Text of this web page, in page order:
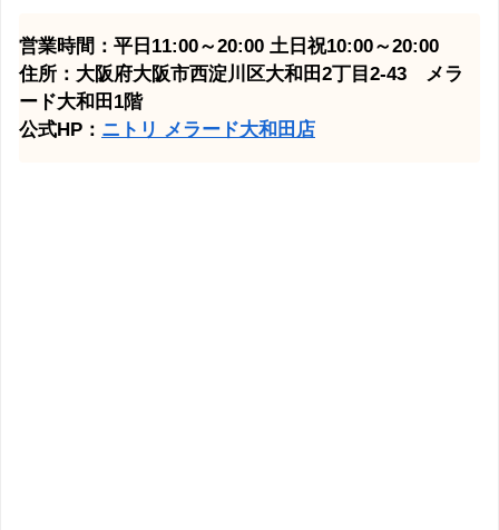
営業時間：平日11:00～20:00 土日祝10:00～20:00
住所：大阪府大阪市西淀川区大和田2丁目2-43 メラ
ード大和田1階
公式HP： ニトリ メラード大和田 店